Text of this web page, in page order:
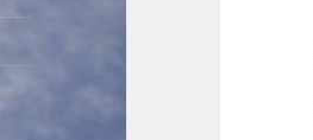
menu